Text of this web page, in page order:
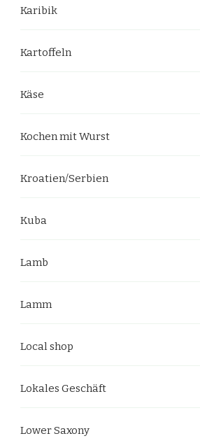
Karibik
Kartoffeln
Käse
Kochen mit Wurst
Kroatien/Serbien
Kuba
Lamb
Lamm
Local shop
Lokales Geschäft
Lower Saxony